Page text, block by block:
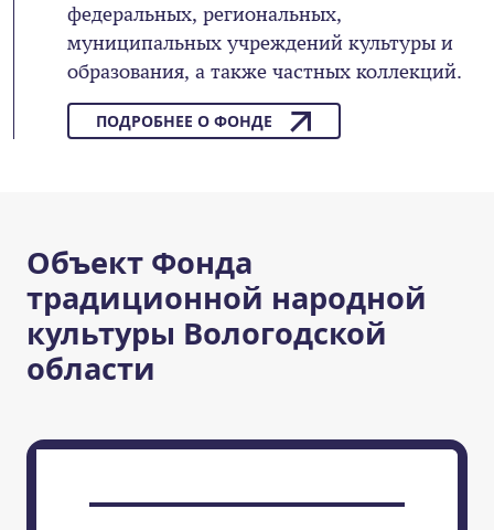
федеральных, региональных,
муниципальных учреждений культуры и
образования, а также частных коллекций.
ПОДРОБНЕЕ О ФОНДЕ
Объект Фонда
традиционной народной
культуры Вологодской
области